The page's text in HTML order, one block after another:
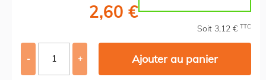
2,60 €
Soit 3,12 € TTC
- + Ajouter au panier